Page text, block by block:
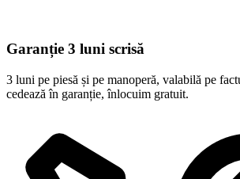
Garanție 3 luni scrisă
3 luni pe piesă și pe manoperă, valabilă pe
cedează în garanție, înlocuim gratuit.